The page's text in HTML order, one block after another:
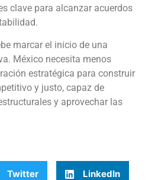
clave para alcanzar acuerdos
marcar el inicio de una
México necesita menos
estratégica para construir
y justo, capaz de
y aprovechar las
Twitter LinkedIn